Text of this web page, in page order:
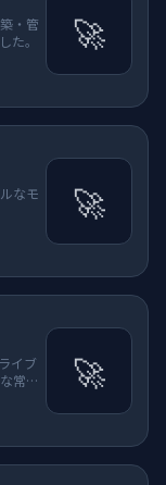
ゲーム
AIツール
デザインラボ
ストア
ゲーム
AI
デザイン
私たちについて
・管
た。
🚀
なモ
🚀
イブ
常に
🚀